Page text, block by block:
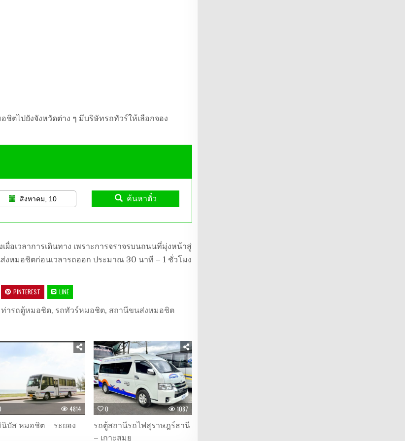
ตไปยังจังหวัดต่าง ๆ มีบริษัทรถทัวร์ให้เลือกจอง
สิงหาคม, 10 ค้นหาตั๋ว
เวลาการเดินทาง เพราะการจราจรบนถนนที่มุ่งหน้าสู่
หมอชิตก่อนเวลารถออก ประมาณ 30 นาที – 1 ชั่วโมง
PINTEREST LINE
ท่ารถตู้หมอชิต, รถทัวร์หมอชิต, สถานีขนส่งหมอชิต
4814
บัส หมอชิต – ระยอง
0 1087
รถตู้สถานีรถไฟสุราษฎร์ธานี
– เกาะสมุย